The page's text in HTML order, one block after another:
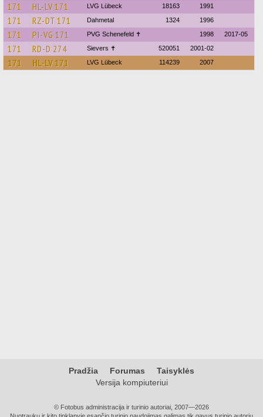
171 HL-LV 171 LVG Lübeck 18163 1991
171 RZ-DT 171 Dahmetal 1324 1996
171 PI-VG 171 PVG Schenefeld ✝ 1998 2017-05
171 RD-D 274 Sievers ✝ 520051 2001-02
171 HL-LV 171 LVG Lübeck 114239 2007
Pradžia Forumas
Taisyklės
Versija kompiuteriui
© Fotobus administracija ir turinio autoriai, 2007—2026